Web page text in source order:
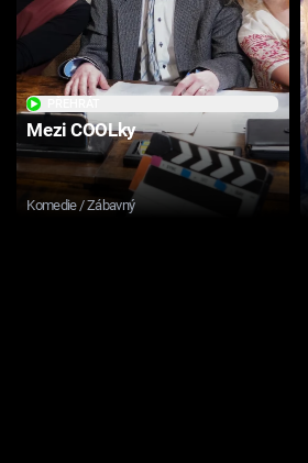
Mezi COOLky
Komedie / Zábavný